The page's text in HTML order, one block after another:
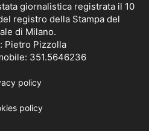
giornalistica registrata il 10
registro della Stampa del
di Milano.
Pietro Pizzolla
351.5646236
policy
policy